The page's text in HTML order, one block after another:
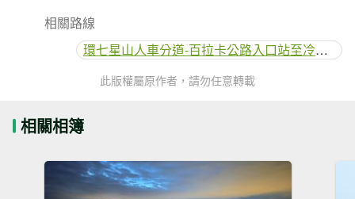
相關路線
環七星山人車分道-百拉卡公路入口站至冷水坑段
此版權屬原作者，請勿任意轉載
相關相簿